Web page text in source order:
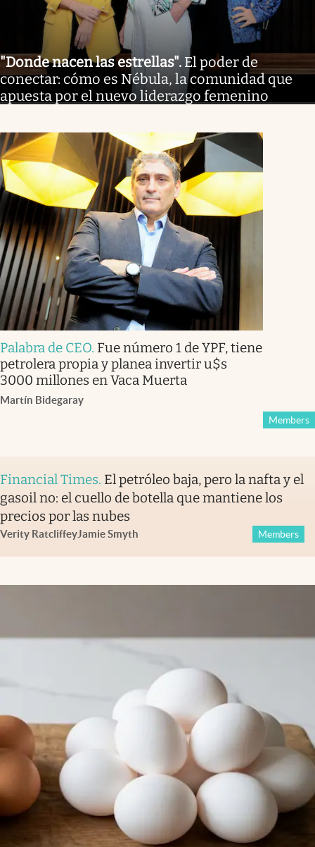
"Donde nacen las estrellas". El poder de
conectar: cómo es Nébula, la comunidad que
apuesta por el nuevo liderazgo femenino
Palabra de CEO. Fue número 1 de YPF, tiene
petrolera propia y planea invertir u$s
3000 millones en Vaca Muerta
Martín Bidegaray
Members
Financial Times. El petróleo baja, pero la nafta y el
gasoil no: el cuello de botella que mantiene los
precios por las nubes
Verity RatcliffeyJamie Smyth Members